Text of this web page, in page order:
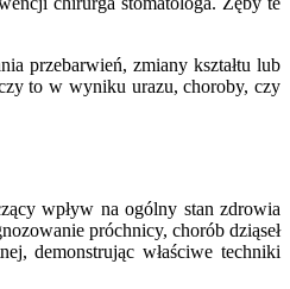
przebarwień, zmiany kształtu lub
to w wyniku urazu, choroby, czy
wpływ na ogólny stan zdrowia
próchnicy, chorób dziąseł
demonstrując właściwe techniki